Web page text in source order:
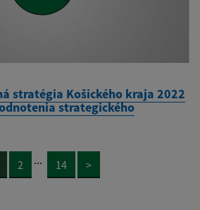
stratégia Košického kraja 2022
strategického
2 ... 14 >